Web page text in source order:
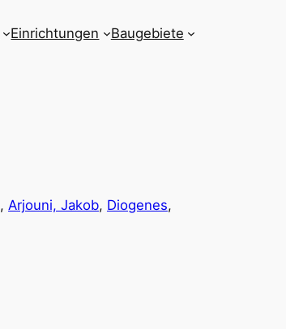
Einrichtungen Baugebiete
, Arjouni, Jakob, Diogenes